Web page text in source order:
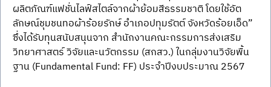
ผลิตภัณฑ์แฟชั่นไลฟ์สไตล์จากผ้าย้อมสีธรรมชาติ โดยใช้อัต
ลักษณ์ชุมชนทอผ้าร้อยรักษ์ อำเภอปทุมรัตต์ จังหวัดร้อยเอ็ด”
ซึ่งได้รับทุนสนับสนุนจาก สำนักงานคณะกรรมการส่งเสริม
วิทยาศาสตร์ วิจัยและนวัตกรรม (สกสว.) ในกลุ่มงานวิจัยพื้น
ฐาน (Fundamental Fund: FF) ประจำปีงบประมาณ 2567